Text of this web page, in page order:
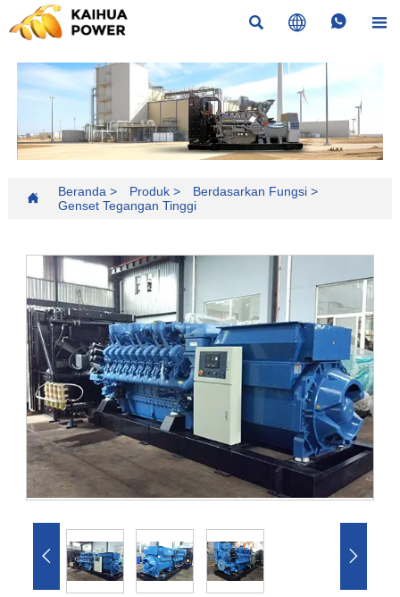
   
 Beranda > Produk> Berdasarkan Fungsi>
Genset Tegangan Tinggi
 